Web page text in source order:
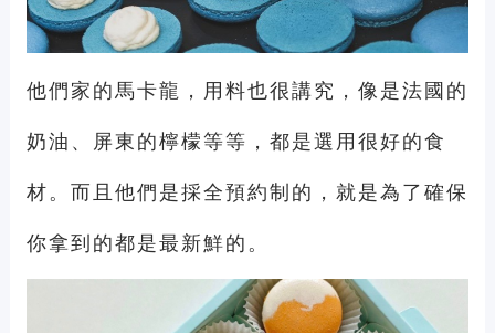
他們家的馬卡龍，用料也很講究，像是法國的
奶油、屏東的檸檬等等，都是選用很好的食
材。而且他們是採全預約制的，就是為了確保
你拿到的都是最新鮮的。